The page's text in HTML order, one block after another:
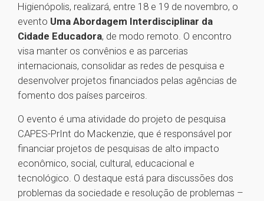
Higienópolis, realizará, entre 18 e 19 de novembro, o
evento Uma Abordagem Interdisciplinar da
Cidade Educadora, de modo remoto. O encontro
visa manter os convênios e as parcerias
internacionais, consolidar as redes de pesquisa e
desenvolver projetos financiados pelas agências de
fomento dos países parceiros.
O evento é uma atividade do projeto de pesquisa
CAPES-PrInt do Mackenzie, que é responsável por
financiar projetos de pesquisas de alto impacto
econômico, social, cultural, educacional e
tecnológico. O destaque está para discussões dos
problemas da sociedade e resolução de problemas –